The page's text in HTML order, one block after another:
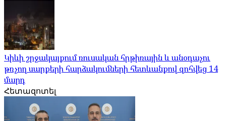
Կիևի շրջակայքում ռուսական հրթիռային և անօդաչու
թռչող սարքերի հարձակումների հետևանքով զոհվեց 14
մարդ
Հետազոտել